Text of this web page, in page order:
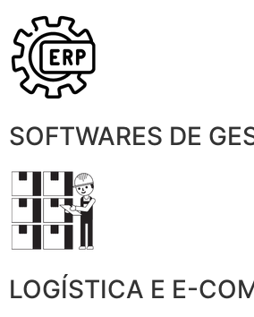
SOFTWARES DE
LOGÍSTICA E E-